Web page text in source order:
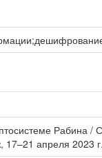
Рабина /
17–21 апреля